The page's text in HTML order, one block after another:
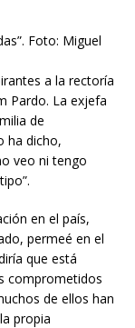
Foto: Miguel
a la rectoría
Pardo. La exjefa
de
ha dicho,
veo ni tengo
en el país,
permeé en el
que está
comprometidos
de ellos han
propia